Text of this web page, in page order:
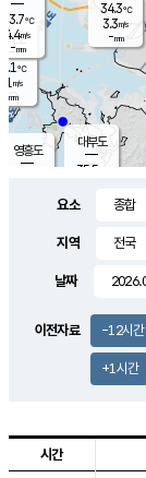
의도
℃
m/s
mm
영흥도
대부도
35.5
33.7℃
4.4m/s
-mm
34.3℃
3.3m/s
-mm
요소
지역
날짜
이전자료 -12시간
+1시간
시간